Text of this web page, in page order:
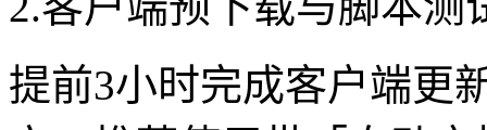
提前3小时完成客户端更